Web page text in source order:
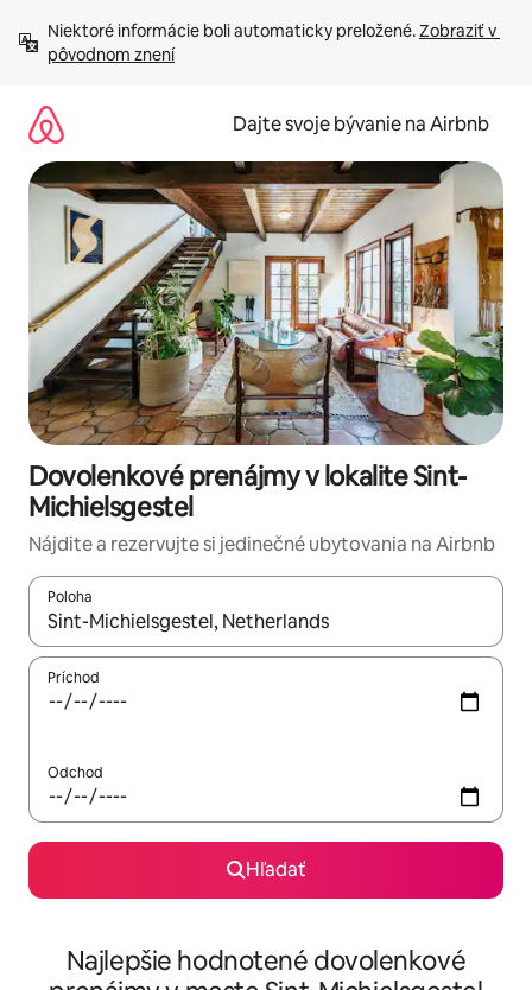
obsah.
Niektoré informácie boli automaticky preložené. Zobraziť v
pôvodnom znení
Dajte svoje bývanie na Airbnb
Dovolenkové prenájmy v lokalite Sint-
Michielsgestel
Nájdite a rezervujte si jedinečné ubytovania na Airbnb
Poloha
Keď budú výsledky k dispozícii, môžete si ich prechádzať
Príchod
Odchod
Hľadať
Najlepšie hodnotené dovolenkové